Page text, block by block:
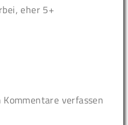
eher 5+
Kommentare verfassen